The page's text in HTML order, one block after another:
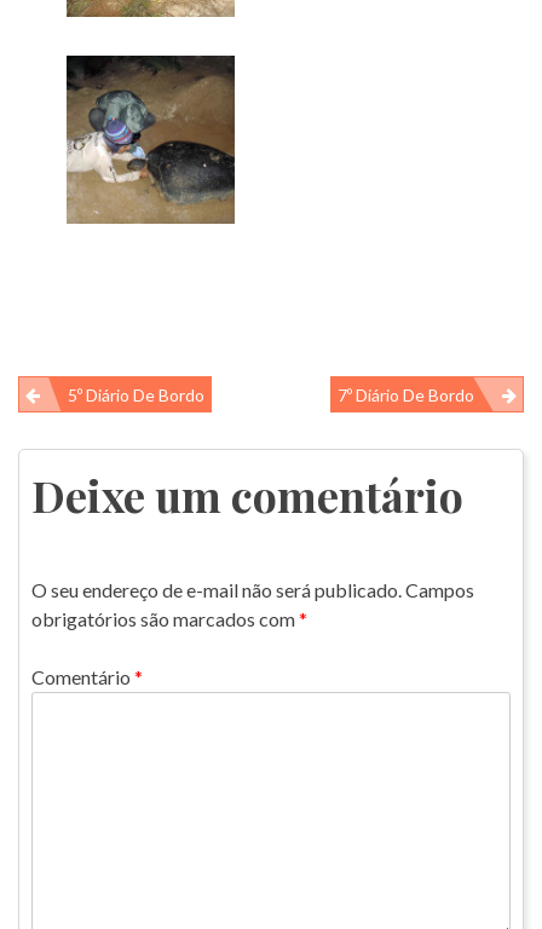
Navegação
de
Post
5º Diário De Bordo 7º Diário De Bordo
Deixe um comentário
O seu endereço de e-mail não será publicado.Campos
obrigatórios são marcados com*
Comentário *